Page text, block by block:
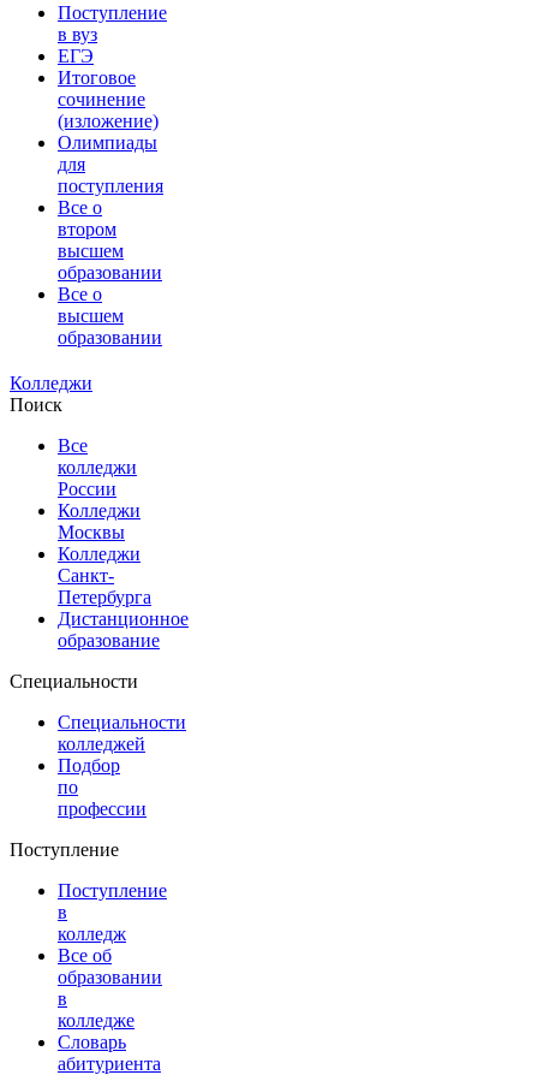
Поступление
в вуз
ЕГЭ
Итоговое
сочинение
(изложение)
Олимпиады
для
поступления
Все о
втором
высшем
образовании
Все о
высшем
образовании
Колледжи
Поиск
Все
колледжи
России
Колледжи
Москвы
Колледжи
Санкт-
Петербурга
Дистанционное
образование
Специальности
Специальности
колледжей
Подбор
по
профессии
Поступление
Поступление
в
колледж
Все об
образовании
в
колледже
Словарь
абитуриента